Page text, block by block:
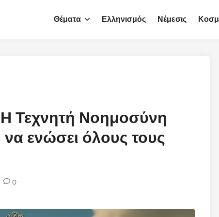
Θέματα Ελληνισμός Νέμεσις
Τεχνητή Νοημοσύνη
ενώσει όλους τους
0